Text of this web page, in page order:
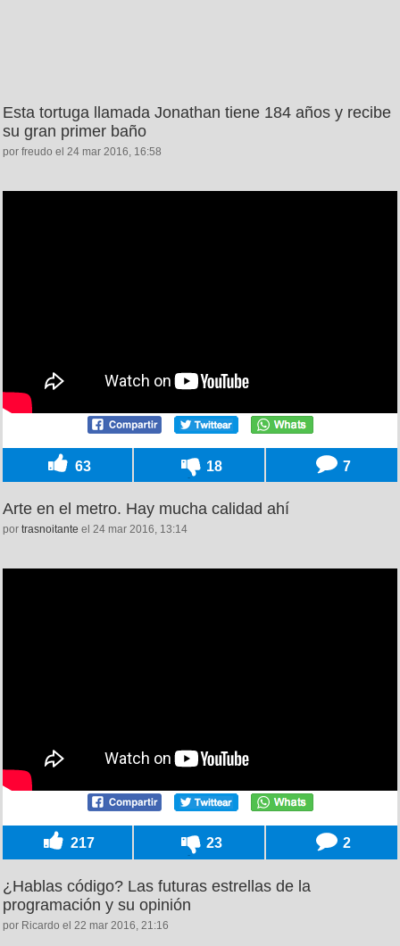
Esta tortuga llamada Jonathan tiene 184 años y recibe
su gran primer baño
por freudo el 24 mar 2016, 16:58
63 18 7
Arte en el metro. Hay mucha calidad ahí
por trasnoitante el 24 mar 2016, 13:14
217 23 2
¿Hablas código? Las futuras estrellas de la
programación y su opinión
por Ricardo el 22 mar 2016, 21:16